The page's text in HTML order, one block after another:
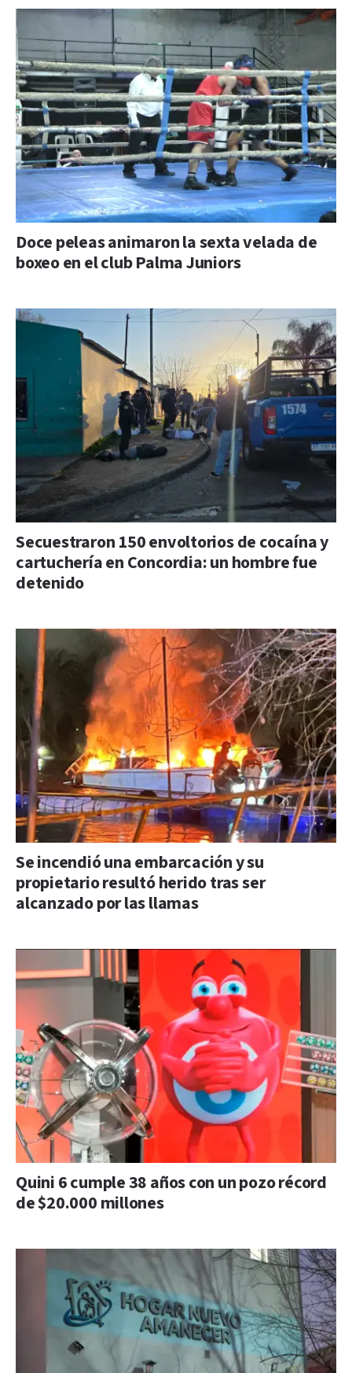
Doce peleas animaron la sexta velada de
boxeo en el club Palma Juniors
Secuestraron 150 envoltorios de cocaína y
cartuchería en Concordia: un hombre fue
detenido
Se incendió una embarcación y su
propietario resultó herido tras ser
alcanzado por las llamas
Quini 6 cumple 38 años con un pozo récord
de $20.000 millones